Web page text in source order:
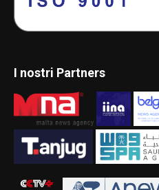
I nostri Partners